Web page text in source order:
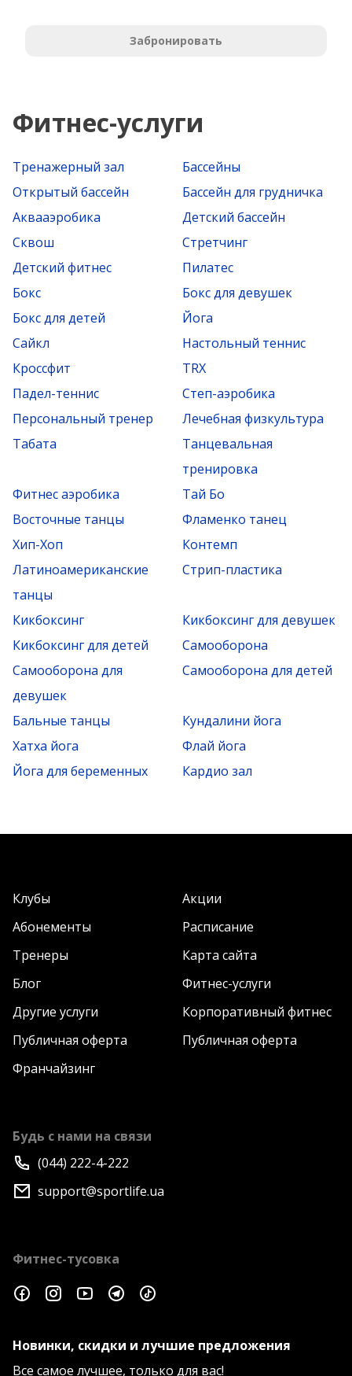
Забронировать
Фитнес-услуги
Тренажерный зал
Бассейны
Открытый бассейн
Бассейн для грудничка
Аквааэробика
Детский бассейн
Сквош
Стретчинг
Детский фитнес
Пилатес
Бокс
Бокс для девушек
Бокс для детей
Йога
Сайкл
Настольный теннис
Кроссфит
TRX
Падел-теннис
Степ-аэробика
Персональный тренер
Лечебная физкультура
Табата
Танцевальная
тренировка
Фитнес аэробика
Тай Бо
Восточные танцы
Фламенко танец
Хип-Хоп
Контемп
Латиноамериканские
танцы
Стрип-пластика
Кикбоксинг
Кикбоксинг для девушек
Кикбоксинг для детей
Самооборона
Самооборона для
девушек
Самооборона для детей
Бальные танцы
Кундалини йога
Хатха йога
Флай йога
Йога для беременных
Кардио зал
Клубы
Акции
Абонементы
Расписание
Тренеры
Карта сайта
Блог
Фитнес-услуги
Другие услуги
Корпоративный фитнес
Публичная оферта
Публичная оферта
Франчайзинг
Будь с нами на связи
(044) 222-4-222
support@sportlife.ua
Фитнес-тусовка
Новинки, скидки и лучшие предложения
Все самое лучшее, только для вас!